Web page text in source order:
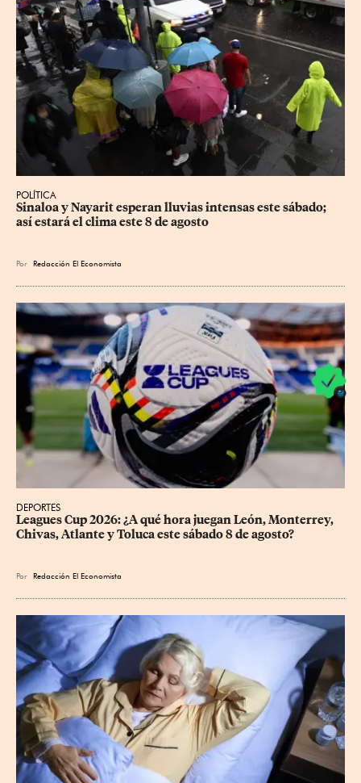
POLÍTICA
Sinaloa y Nayarit esperan lluvias intensas este sábado;
así estará el clima este 8 de agosto
Por Redacción El Economista
DEPORTES
Leagues Cup 2026: ¿A qué hora juegan León, Monterrey,
Chivas, Atlante y Toluca este sábado 8 de agosto?
Por Redacción El Economista